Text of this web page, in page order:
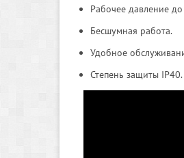
Рабочее давление
Бесшумная работа.
Удобное
Степень защиты IP40.